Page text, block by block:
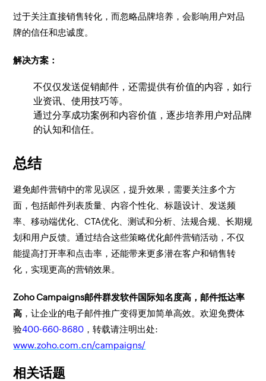
过于关注直接销售转化，而忽略品牌培养，会影响用户对品
牌的信任和忠诚度。
解决方案：
不仅仅发送促销邮件，还需提供有价值的内容，如行
业资讯、使用技巧等。
通过分享成功案例和内容价值，逐步培养用户对品牌
的认知和信任。
总结
避免邮件营销中的常见误区，提升效果，需要关注多个方
面，包括邮件列表质量、内容个性化、标题设计、发送频
率、移动端优化、CTA优化、测试和分析、法规合规、长期规
划和用户反馈。通过结合这些策略优化邮件营销活动，不仅
能提高打开率和点击率，还能带来更多潜在客户和销售转
化，实现更高的营销效果。
Zoho Campaigns邮件群发软件国际知名度高，邮件抵达率
高 ，让企业的电子邮件推广变得更加简单高效。欢迎免费体
验400-660-8680 ，转载请注明出处:
www.zoho.com.cn/campaigns/
相关话题